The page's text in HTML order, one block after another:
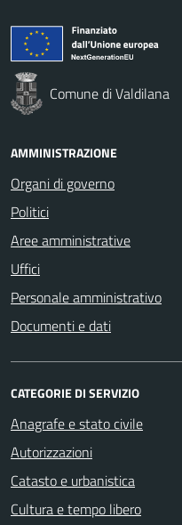
Comune di Valdilana
AMMINISTRAZIONE
Organi di governo
Politici
Aree amministrative
Uffici
Personale amministrativo
Documenti e dati
CATEGORIE DI SERVIZIO
Anagrafe e stato civile
Autorizzazioni
Catasto e urbanistica
Cultura e tempo libero